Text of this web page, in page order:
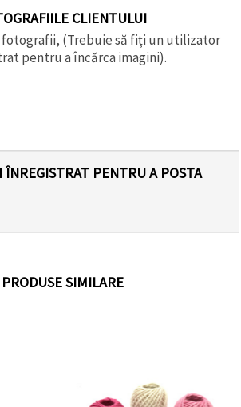
CLIENTULUI
fotografii, (Trebuie să fiți un utilizator
pentru a încărca imagini).
ÎNREGISTRAT PENTRU A POSTA
PRODUSE SIMILARE